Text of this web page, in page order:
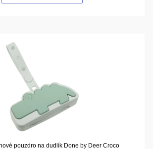
pouzdro na dudlík Done by Deer Croco